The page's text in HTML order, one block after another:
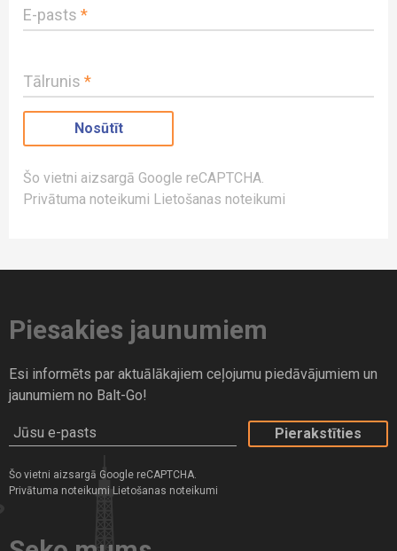
E-pasts *
Tālrunis *
Šo vietni aizsargā Google reCAPTCHA.
Privātuma noteikumi Lietošanas noteikumi
Piesakies jaunumiem
Esi informēts par aktuālākajiem ceļojumu piedāvājumiem un
jaunumiem no Balt-Go!
Jūsu e-pasts
Šo vietni aizsargā Google reCAPTCHA.
Privātuma noteikumi Lietošanas noteikumi